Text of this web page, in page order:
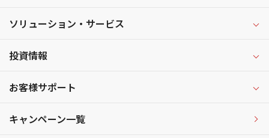
ソリューション・サービス
投資情報
お客様サポート
キャンペーン一覧